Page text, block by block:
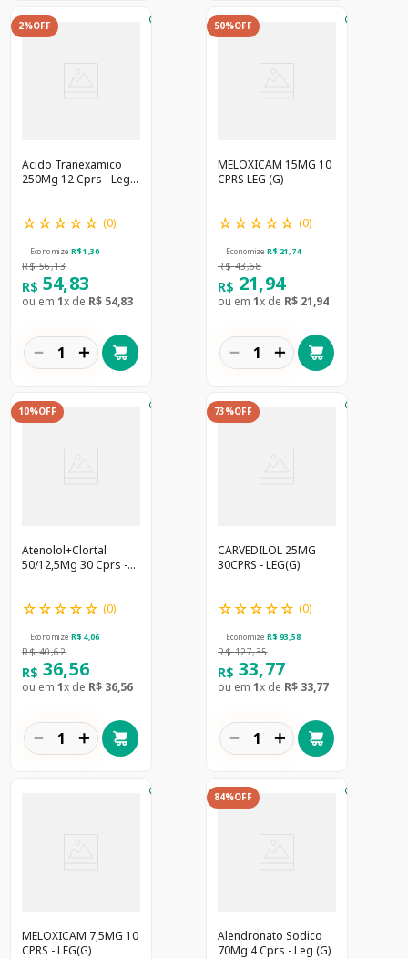
2%OFF
Acido Tranexamico
250Mg 12 Cprs - Legr
☆☆☆☆☆ (0)
Economize R$ 1 ,30
R$ 56,13
R$ 54,83
ou em 1x de R$ 54,83
＋
－
50%OFF
MELOXICAM 15MG 10
CPRS LEG (G)
☆☆☆☆☆ (0)
Economize R$ 21,74
R$ 43,68
R$ 21,94
ou em 1x de R$ 21,94
＋
－
10%OFF
Atenolol+Clortal
50/12,5Mg 30 Cprs -
☆☆☆☆☆ (0)
Economize R$ 4,06
R$ 40,62
R$ 36,56
ou em 1x de R$ 36,56
＋
－
73%OFF
CARVEDILOL 25MG
30CPRS - LEG(G)
☆☆☆☆☆ (0)
Economize R$ 93,58
R$ 127,35
R$ 33,77
ou em 1x de R$ 33,77
＋
－
MELOXICAM 7,5MG 10
CPRS - LEG(G)
84%OFF
Alendronato Sodico
70Mg 4 Cprs - Leg (G)